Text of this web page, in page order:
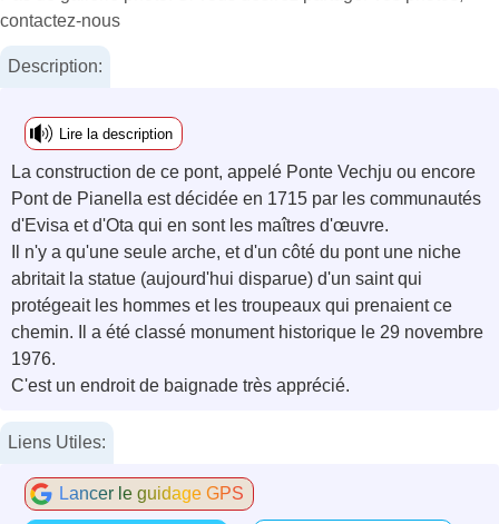
contactez-nous
Description:
Lire la description
La construction de ce pont, appelé Ponte Vechju ou encore
Pont de Pianella est décidée en 1715 par les communautés
d'Evisa et d'Ota qui en sont les maîtres d'œuvre.
Il n'y a qu'une seule arche, et d'un côté du pont une niche
abritait la statue (aujourd'hui disparue) d'un saint qui
protégeait les hommes et les troupeaux qui prenaient ce
chemin. Il a été classé monument historique le 29 novembre
1976.
C'est un endroit de baignade très apprécié.
Liens Utiles:
Lancer le guidage GPS